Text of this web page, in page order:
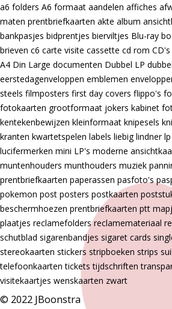
a6 folders A6 formaat aandelen affiches
maten prentbriefkaarten akte album
bankpasjes bidprentjes bierviltjes Blu-ray
brieven c6 carte visite cassette cd rom CD's
A4 Din Large documenten Dubbel LP
eerstedagenveloppen emblemen
steels filmposters first day covers flippo's
fotokaarten grootformaat jokers kabinet
kentekenbewijzen kleinformaat knipesels
kranten kwartetspelen labels liebig lindner lp
lucifermerken mini LP's moderne
muntenhouders munthouders muziek
prentbriefkaarten paperassen pasfoto's
pokemon post posters postkaarten
beschermhoezen prentbriefkaarten ptt
plaatjes reclamefolders reclamemateriaal
schutblad sigarenbandjes sigaret cards
stereokaarten stickers stripboeken strips
telefoonkaarten tickets tijdschriften
visitekaartjes wenskaarten zwart
© 2022 JBoonstra